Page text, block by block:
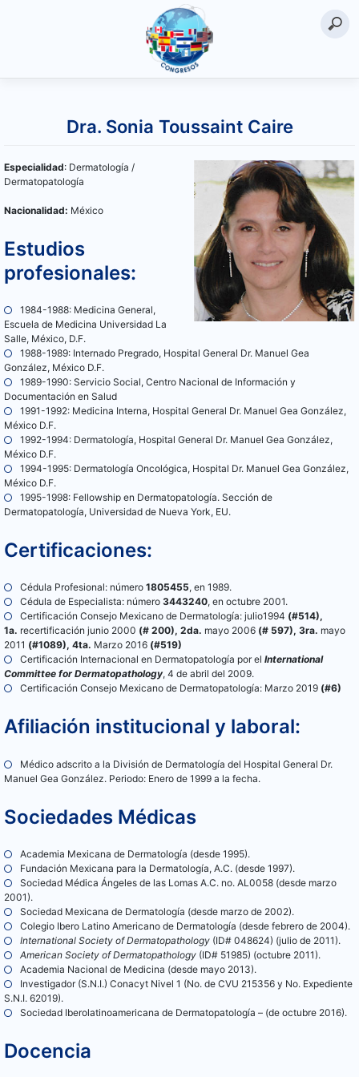
Dra. Sonia Toussaint Caire
Especialidad: Dermatología /
Dermatopatología
Nacionalidad: México
Estudios
profesionales:
1984-1988: Medicina General,
Escuela de Medicina Universidad La
Salle, México, D.F.
1988-1989: Internado Pregrado, Hospital General Dr. Manuel Gea
González, México D.F.
1989-1990: Servicio Social, Centro Nacional de Información y
Documentación en Salud
1991-1992: Medicina Interna, Hospital General Dr. Manuel Gea González,
México D.F.
1992-1994: Dermatología, Hospital General Dr. Manuel Gea González,
México D.F.
1994-1995: Dermatología Oncológica, Hospital Dr. Manuel Gea González,
México D.F.
1995-1998: Fellowship en Dermatopatología. Sección de
Dermatopatología, Universidad de Nueva York, EU.
Certificaciones:
Cédula Profesional: número 1805455, en 1989.
Cédula de Especialista: número 3443240, en octubre 2001.
Certificación Consejo Mexicano de Dermatología: julio1994 (#514),
1a. recertificación junio 2000 (# 200), 2da. mayo 2006 (# 597), 3ra. mayo
2011 (#1089), 4ta. Marzo 2016 (#519)
Certificación Internacional en Dermatopatología por el International
Committee for Dermatopathology, 4 de abril del 2009.
Certificación Consejo Mexicano de Dermatopatología: Marzo 2019 (#6)
Afiliación institucional y laboral:
Médico adscrito a la División de Dermatología del Hospital General Dr.
Manuel Gea González. Periodo: Enero de 1999 a la fecha.
Sociedades Médicas
Academia Mexicana de Dermatología (desde 1995).
Fundación Mexicana para la Dermatología, A.C. (desde 1997).
Sociedad Médica Ángeles de las Lomas A.C. no. AL0058 (desde marzo
2001).
Sociedad Mexicana de Dermatología (desde marzo de 2002).
Colegio Ibero Latino Americano de Dermatología (desde febrero de 2004).
International Society of Dermatopathology (ID# 048624) (julio de 2011).
American Society of Dermatopathology (ID# 51985) (octubre 2011).
Academia Nacional de Medicina (desde mayo 2013).
Investigador (S.N.I.) Conacyt Nivel 1 (No. de CVU 215356 y No. Expediente
S.N.I. 62019).
Sociedad Iberolatinoamericana de Dermatopatología – (de octubre 2016).
Docencia